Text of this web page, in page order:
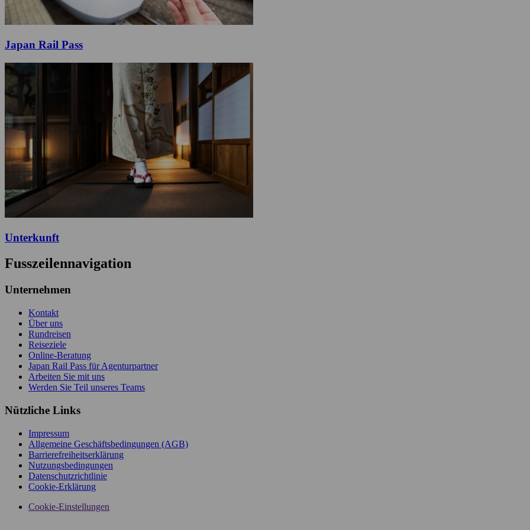
Japan Rail Pass
Unterkunft
Fusszeilennavigation
Unternehmen
Kontakt
Über uns
Rundreisen
Reiseziele
Online-Beratung
Japan Rail Pass für Agenturpartner
Arbeiten Sie mit uns
Werden Sie Teil unseres Teams
Nützliche Links
Impressum
Allgemeine Geschäftsbedingungen (AGB)
Barrierefreiheitserklärung
Nutzungsbedingungen
Datenschutzrichtlinie
Cookie-Erklärung
Cookie-Einstellungen